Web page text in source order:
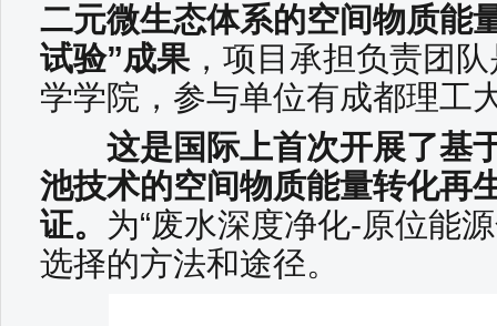
二元微生态体系的空间物质能
试验”成果 ，项目承担负责团
学学院，参与单位有成都理工
这是国际上首次开展了基
池技术的空间物质能量转化再
证。 为“废水深度净化-原位能
选择的方法和途径。